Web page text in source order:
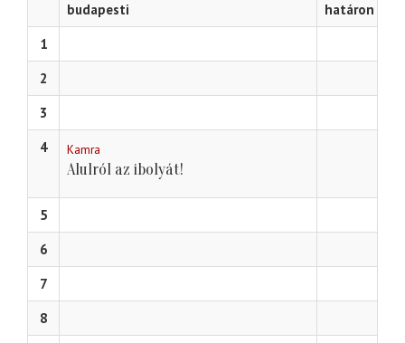
budapesti
határon túli
1
2
3
4
Kamra
Alulról az ibolyát!
5
6
7
8